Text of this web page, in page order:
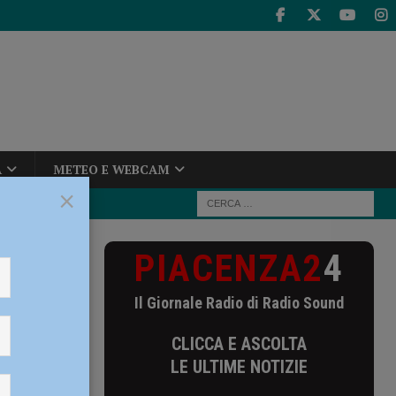
METEO E WEBCAM
PIACENZA24
Il Giornale Radio di Radio Sound
CLICCA E ASCOLTA
LE ULTIME NOTIZIE
×